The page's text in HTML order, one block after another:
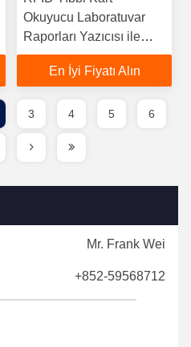
Okuyucu Laboratuvar
Raporları Yazıcısı ile
Hastane Sağlık Kiosku
En İyi Fiyatı Alın
3 4 5 6
Mr. Frank Wei
+852-59568712